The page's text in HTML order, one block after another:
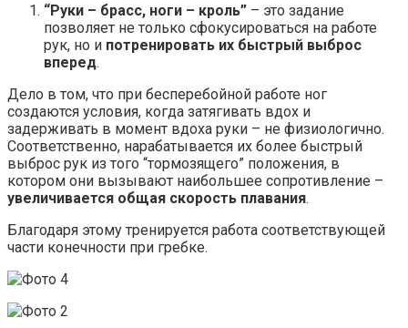
“Руки – брасс, ноги – кроль” – это задание
позволяет не только сфокусироваться на работе
рук, но и потренировать их быстрый выброс
вперед.
Дело в том, что при бесперебойной работе ног
создаются условия, когда затягивать вдох и
задерживать в момент вдоха руки – не физиологично.
Соответственно, нарабатывается их более быстрый
выброс рук из того “тормозящего” положения, в
котором они вызывают наибольшее сопротивление –
увеличивается общая скорость плавания.
Благодаря этому тренируется работа соответствующей
части конечности при гребке.